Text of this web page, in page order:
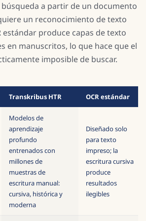
búsqueda a partir de un documento
un reconocimiento de texto
estándar produce capas de texto
en manuscritos, lo que hace que el
imposible de buscar.
Transkribus HTR OCR estándar
Modelos de
aprendizaje
profundo
entrenados con
millones de
muestras de
escritura manual:
cursiva, histórica y
moderna
Diseñado solo
para texto
impreso; la
escritura cursiva
produce
resultados
ilegibles